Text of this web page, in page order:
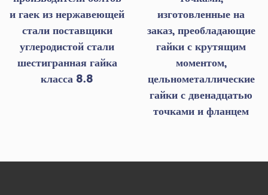
и гаек из нержавеющей
стали поставщики
углеродистой стали
шестигранная гайка
класса 8.8
изготовленные на
заказ, преобладающие
гайки с крутящим
моментом,
цельнометаллические
гайки с двенадцатью
точками и фланцем